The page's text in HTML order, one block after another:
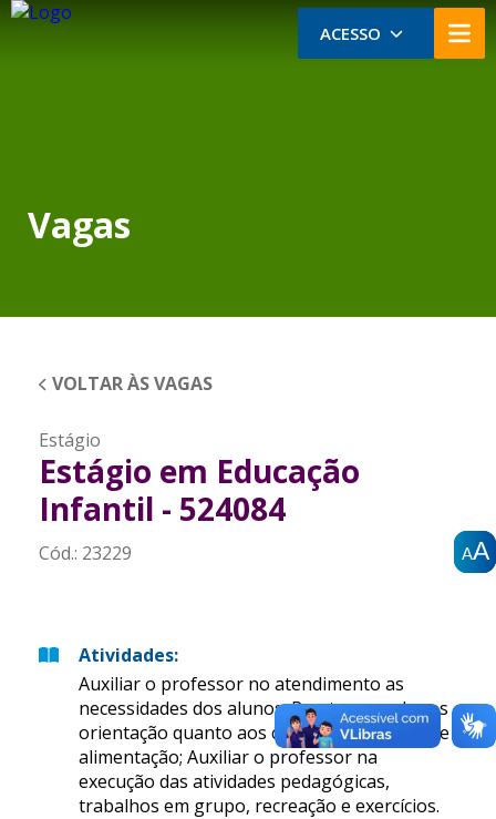
AA
AA
AA
ACESSO
Vagas
VOLTAR ÀS VAGAS
Estágio
Estágio em Educação
Infantil - 524084
Cód.: 23229
Atividades:
Auxiliar o professor no atendimento as
necessidades dos alunos; Prestar aos alunos
orientação quanto aos cuidados de higiêne e
alimentação; Auxiliar o professor na
execução das atividades pedagógicas,
trabalhos em grupo, recreação e exercícios.